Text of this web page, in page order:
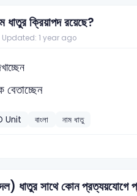
ধাতুর ক্রিয়াপদ রয়েছে?
Updated: 1 year ago
বেতাচ্ছেন
Unit বাংলা নাম ধাতু
ধাতুর সাথে কোন প্রত্যয়যোগে